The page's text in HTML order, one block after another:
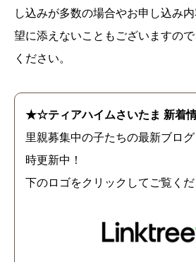
し込みが多数の場合やお申し込み
望に添えないこともございますの
ください。
★☆ティアハイムさいたま 新着
里親募集中の子たちの最新ブロ
時更新中！
下のロゴをクリックしてご覧くだ